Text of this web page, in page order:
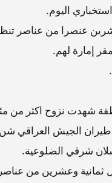
اليوم.
عنصرا من عناصر
إمارة لهم.
شهدت نزوح اكثر من
الجيش العراقي
شرقي الضلوعية.
وعشرين من